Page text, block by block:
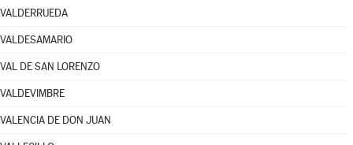
VALDERRUEDA
VALDESAMARIO
VAL DE SAN LORENZO
VALDEVIMBRE
VALENCIA DE DON JUAN